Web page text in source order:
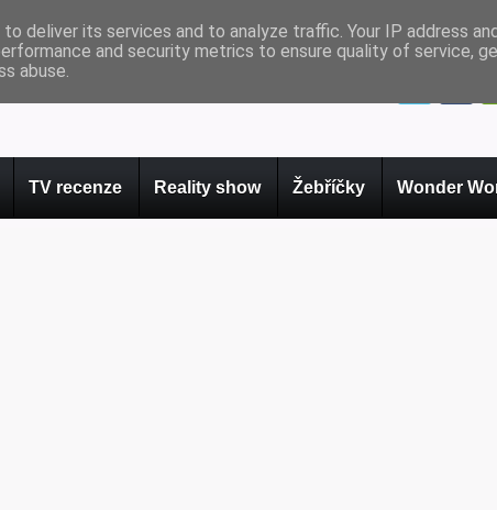
TV recenze Reality show Žebříčky Wonder
deliver its services and to analyze traffic. Your IP address
and security metrics to ensure quality of service,
abuse.